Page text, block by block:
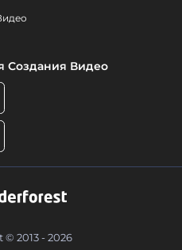
Создания Видео
© 2013 - 2026